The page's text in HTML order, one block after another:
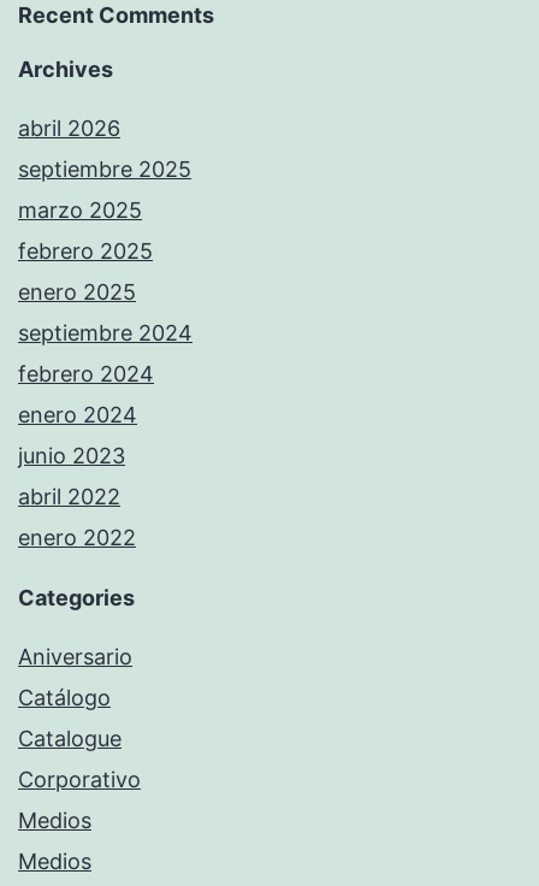
Recent Comments
Archives
abril 2026
septiembre 2025
marzo 2025
febrero 2025
enero 2025
septiembre 2024
febrero 2024
enero 2024
junio 2023
abril 2022
enero 2022
Categories
Aniversario
Catálogo
Catalogue
Corporativo
Medios
Medios